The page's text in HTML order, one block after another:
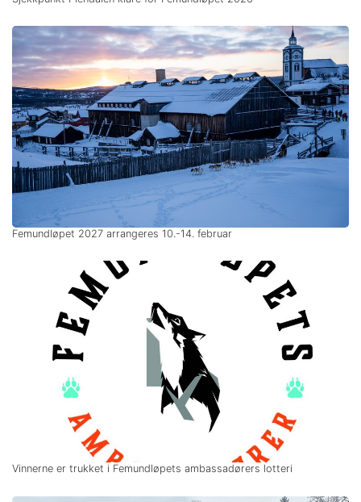
Femundløpet 2027 arrangeres 10.-14. februar
Vinnerne er trukket i Femundløpets ambassadørers lotteri